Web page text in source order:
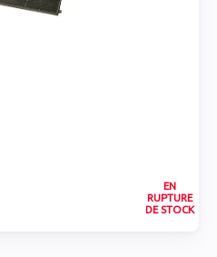
EN
RUPTURE
DE STOCK